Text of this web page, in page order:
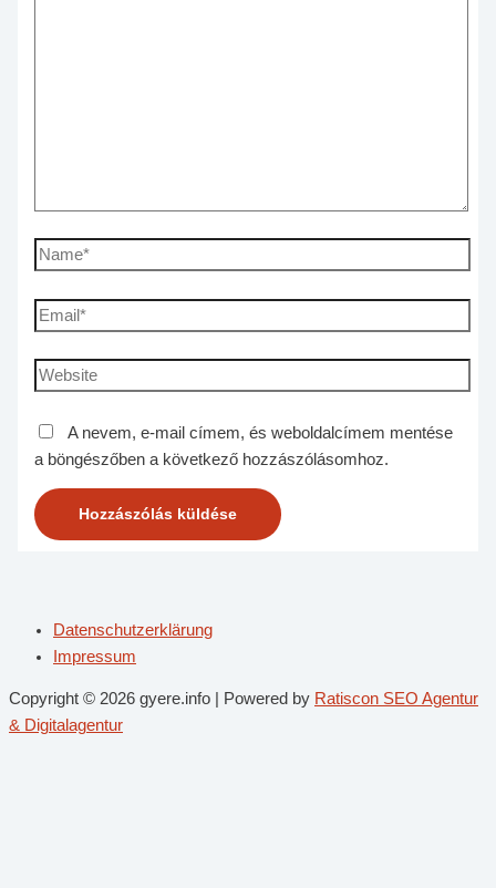
A nevem, e-mail címem, és weboldalcímem mentése
a böngészőben a következő hozzászólásomhoz.
Datenschutzerklärung
Impressum
Copyright © 2026 gyere.info | Powered by Ratiscon SEO Agentur
& Digitalagentur